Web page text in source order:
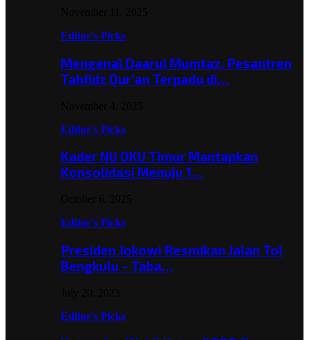
Editor's Picks
Mengenal Daarul Mumtaz, Pesantren
Tahfidz Qur’an Terpadu di…
Editor's Picks
Kader NU OKU Timur Mantapkan
Konsolidasi Menuju 1…
Editor's Picks
Presiden Jokowi Resmikan Jalan Tol
Bengkulu – Taba…
Editor's Picks